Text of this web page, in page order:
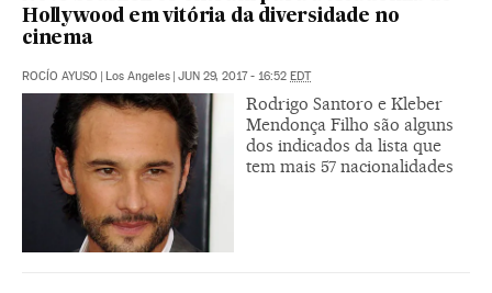
Hollywood em vitória da diversidade no
cinema
ROCÍO AYUSO | Los Angeles | JUN 29, 2017 - 16:52 EDT
Rodrigo Santoro e Kleber
Mendonça Filho são alguns
dos indicados da lista que
tem mais 57 nacionalidades